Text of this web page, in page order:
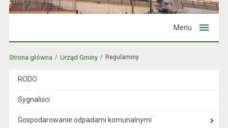
Menu
Strona główna Urząd Gminy Regulaminy
RODO
Sygnaliści
Gospodarowanie odpadami komunalnymi